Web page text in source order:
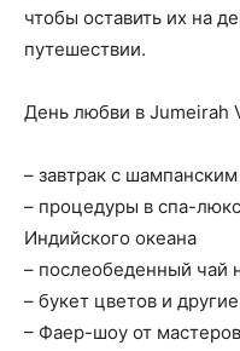
чтобы оставить их на
путешествии.
День любви в Jumeirah
– завтрак с шампанским
– процедуры в спа-
Индийского океана
– послеобеденный чай
– букет цветов и
– Фаер-шоу от